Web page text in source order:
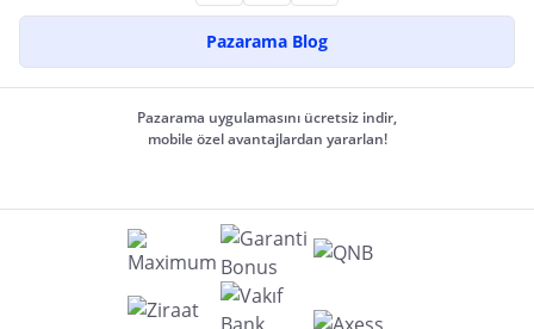
Pazarama Blog
Pazarama uygulamasını ücretsiz indir,
mobile özel avantajlardan yararlan!